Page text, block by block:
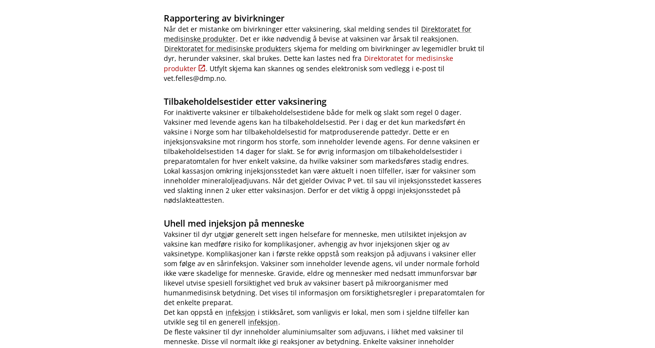
Rapportering av bivirkninger
Når det er mistanke om bivirkninger etter vaksinering, skal melding sendes til Direktoratet for
medisinske produkter. Det er ikke nødvendig å bevise at vaksinen var årsak til reaksjonen.
Direktoratet for medisinske produkters skjema for melding om bivirkninger av legemidler brukt til
dyr, herunder vaksiner, skal brukes. Dette kan lastes ned fra Direktoratet for medisinske
produkter
. Utfylt skjema kan skannes og sendes elektronisk som vedlegg i e-post til
vet.felles@dmp.no.
Tilbakeholdelsestider etter vaksinering
For inaktiverte vaksiner er tilbakeholdelsestidene både for melk og slakt som regel 0 dager.
Vaksiner med levende agens kan ha tilbakeholdelsestid. Per i dag er det kun markedsført én
vaksine i Norge som har tilbakeholdelsestid for matproduserende pattedyr. Dette er en
injeksjonsvaksine mot ringorm hos storfe, som inneholder levende agens. For denne vaksinen er
tilbakeholdelsestiden 14 dager for slakt. Se for øvrig informasjon om tilbakeholdelsestider i
preparatomtalen for hver enkelt vaksine, da hvilke vaksiner som markedsføres stadig endres.
Lokal kassasjon omkring injeksjonsstedet kan være aktuelt i noen tilfeller, især for vaksiner som
inneholder mineraloljeadjuvans. Når det gjelder Ovivac P vet. til sau vil injeksjonsstedet kasseres
ved slakting innen 2 uker etter vaksinasjon. Derfor er det viktig å oppgi injeksjonsstedet på
nødslakteattesten.
Uhell med injeksjon på menneske
Vaksiner til dyr utgjør generelt sett ingen helsefare for menneske, men utilsiktet injeksjon av
vaksine kan medføre risiko for komplikasjoner, avhengig av hvor injeksjonen skjer og av
vaksinetype. Komplikasjoner kan i første rekke oppstå som reaksjon på adjuvans i vaksiner eller
som følge av en sårinfeksjon. Vaksiner som inneholder levende agens, vil under normale forhold
ikke være skadelige for menneske. Gravide, eldre og mennesker med nedsatt immunforsvar bør
likevel utvise spesiell forsiktighet ved bruk av vaksiner basert på mikroorganismer med
humanmedisinsk betydning. Det vises til informasjon om forsiktighetsregler i preparatomtalen for
det enkelte preparat.
Det kan oppstå en infeksjon i stikksåret, som vanligvis er lokal, men som i sjeldne tilfeller kan
utvikle seg til en generell infeksjon.
De fleste vaksiner til dyr inneholder aluminiumsalter som adjuvans, i likhet med vaksiner til
menneske. Disse vil normalt ikke gi reaksjoner av betydning. Enkelte vaksiner inneholder